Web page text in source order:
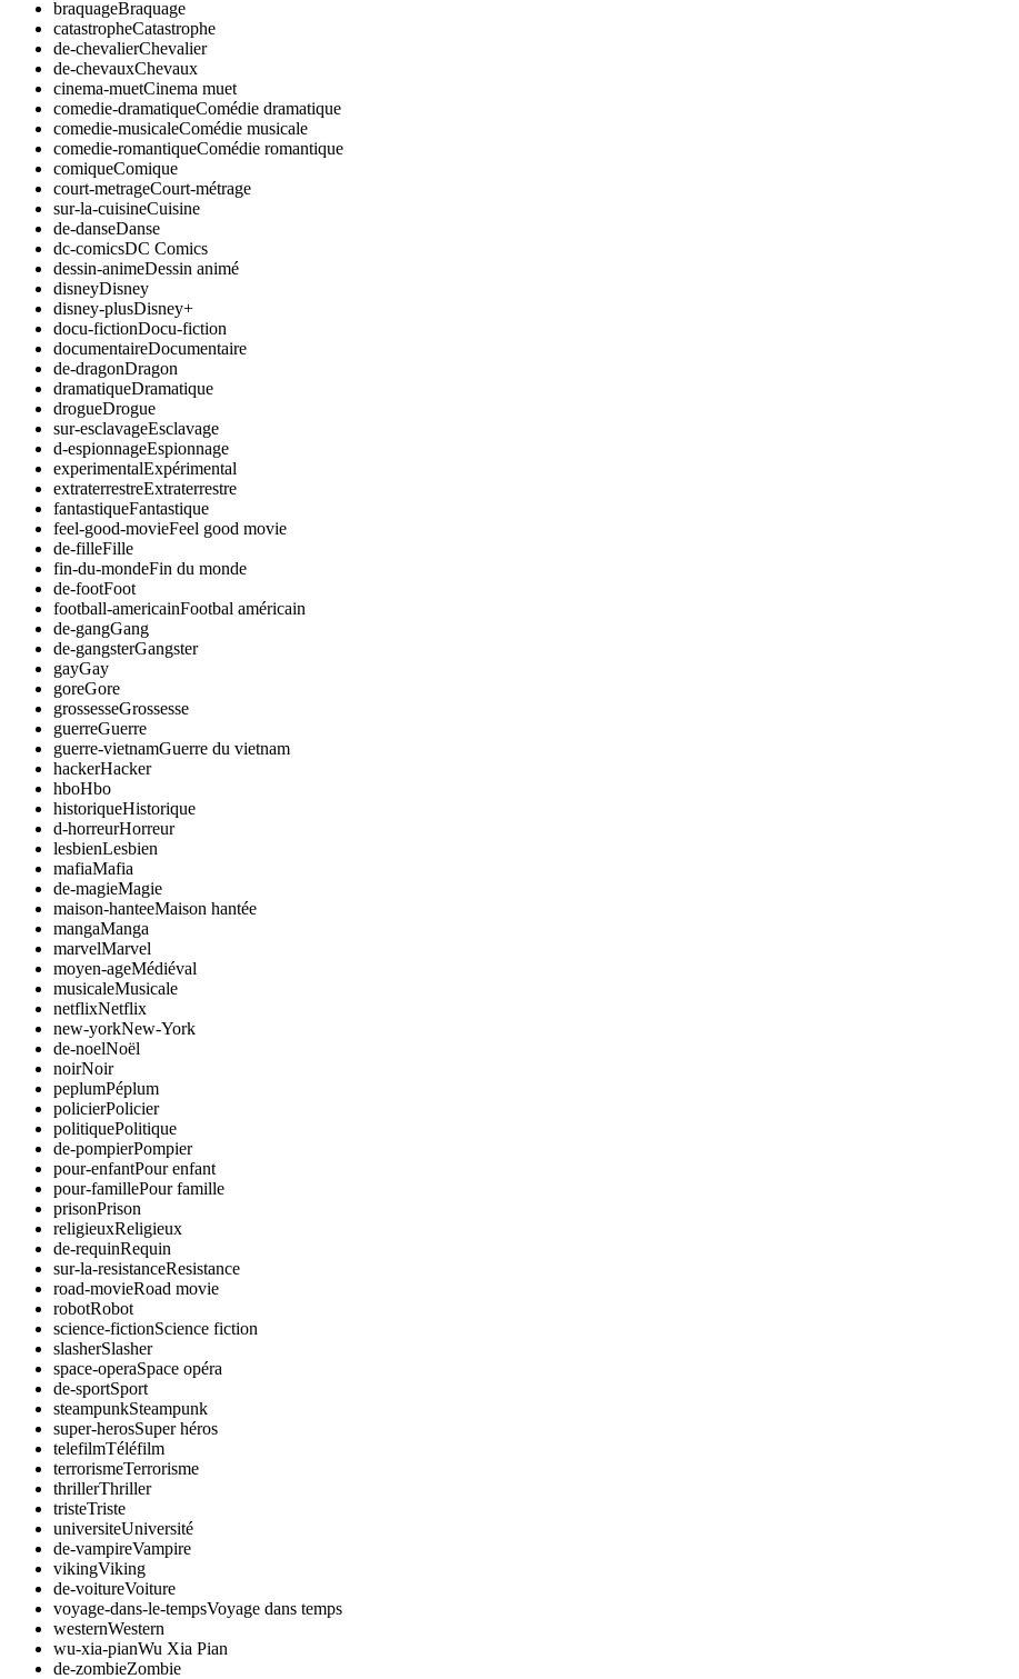
braquageBraquage
catastropheCatastrophe
de-chevalierChevalier
de-chevauxChevaux
cinema-muetCinema muet
comedie-dramatiqueComédie dramatique
comedie-musicaleComédie musicale
comedie-romantiqueComédie romantique
comiqueComique
court-metrageCourt-métrage
sur-la-cuisineCuisine
de-danseDanse
dc-comicsDC Comics
dessin-animeDessin animé
disneyDisney
disney-plusDisney+
docu-fictionDocu-fiction
documentaireDocumentaire
de-dragonDragon
dramatiqueDramatique
drogueDrogue
sur-esclavageEsclavage
d-espionnageEspionnage
experimentalExpérimental
extraterrestreExtraterrestre
fantastiqueFantastique
feel-good-movieFeel good movie
de-filleFille
fin-du-mondeFin du monde
de-footFoot
football-americainFootbal américain
de-gangGang
de-gangsterGangster
gayGay
goreGore
grossesseGrossesse
guerreGuerre
guerre-vietnamGuerre du vietnam
hackerHacker
hboHbo
historiqueHistorique
d-horreurHorreur
lesbienLesbien
mafiaMafia
de-magieMagie
maison-hanteeMaison hantée
mangaManga
marvelMarvel
moyen-ageMédiéval
musicaleMusicale
netflixNetflix
new-yorkNew-York
de-noelNoël
noirNoir
peplumPéplum
policierPolicier
politiquePolitique
de-pompierPompier
pour-enfantPour enfant
pour-famillePour famille
prisonPrison
religieuxReligieux
de-requinRequin
sur-la-resistanceResistance
road-movieRoad movie
robotRobot
science-fictionScience fiction
slasherSlasher
space-operaSpace opéra
de-sportSport
steampunkSteampunk
super-herosSuper héros
telefilmTéléfilm
terrorismeTerrorisme
thrillerThriller
tristeTriste
universiteUniversité
de-vampireVampire
vikingViking
de-voitureVoiture
voyage-dans-le-tempsVoyage dans temps
westernWestern
wu-xia-pianWu Xia Pian
de-zombieZombie